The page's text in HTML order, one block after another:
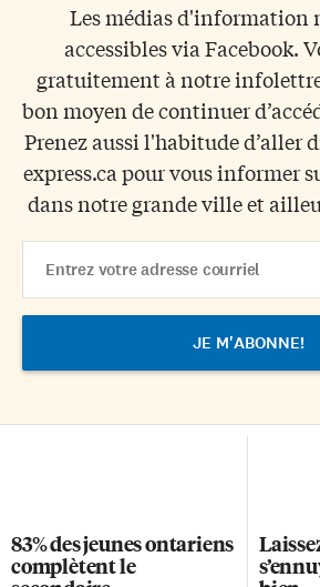
Les médias d'information
accessibles via Facebook.
gratuitement à notre
bon moyen de continuer
Prenez aussi l'habitude d’aller
express.ca pour vous informer
dans notre grande ville et
Address
83% des jeunes ontariens
complètent le